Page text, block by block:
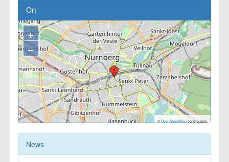
Ort
+
−
© OpenStreetMapcontributors.
News